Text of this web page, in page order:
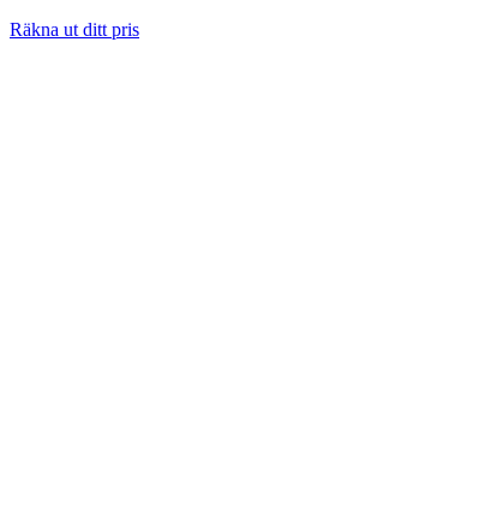
Räkna ut ditt pris